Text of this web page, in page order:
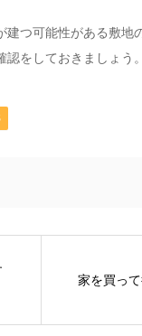
つ可能性がある敷地
をしておきましょう。
家を買っ